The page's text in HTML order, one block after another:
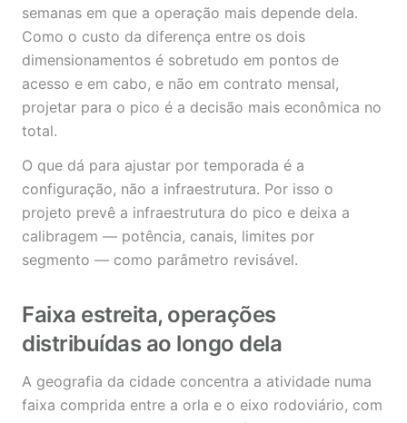
semanas em que a operação mais depende dela.
Como o custo da diferença entre os dois
dimensionamentos é sobretudo em pontos de
acesso e em cabo, e não em contrato mensal,
projetar para o pico é a decisão mais econômica no
total.
O que dá para ajustar por temporada é a
configuração, não a infraestrutura. Por isso o
projeto prevê a infraestrutura do pico e deixa a
calibragem — potência, canais, limites por
segmento — como parâmetro revisável.
Faixa estreita, operações
distribuídas ao longo dela
A geografia da cidade concentra a atividade numa
faixa comprida entre a orla e o eixo rodoviário, com